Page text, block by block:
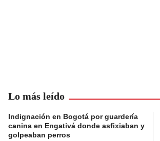
Lo más leído
Indignación en Bogotá por guardería
canina en Engativá donde asfixiaban y
golpeaban perros